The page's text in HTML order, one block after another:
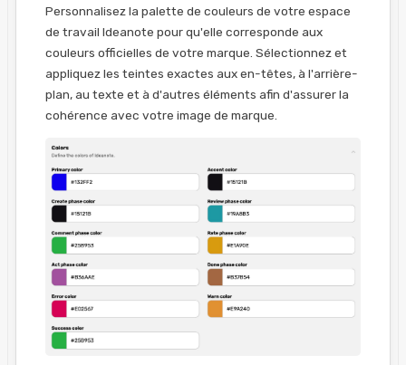
Personnalisez la palette de couleurs de votre espace
de travail Ideanote pour qu'elle corresponde aux
couleurs officielles de votre marque. Sélectionnez et
appliquez les teintes exactes aux en-têtes, à l'arrière-
plan, au texte et à d'autres éléments afin d'assurer la
cohérence avec votre image de marque.